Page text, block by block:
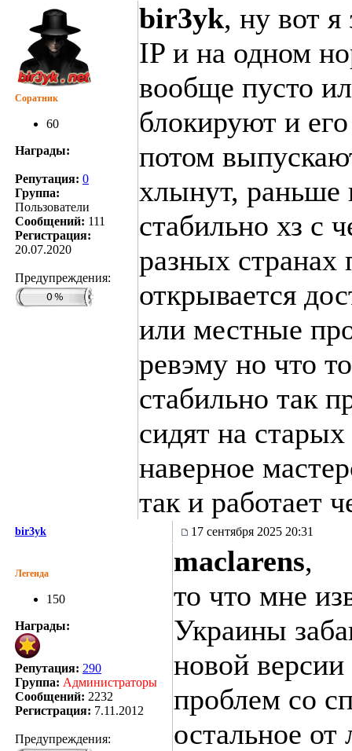
Соратник
60
Награды:
Репутация: 0
Группа:
Пользователи
Сообщений: 111
Регистрация:
20.07.2020
Предупреждения:
bir3yk, ну вот
IP и на одном
вообще пусто
блокируют и
потом
хлынут, раньше
стабильно хз с
разных странах
открывается
или местные
ревэму но что
стабильно так
сидят на
наверное
так и работает
bir3yk 17 сентября 2025 20:31
Легенда
150
Награды:
Репутация: 290
Группа: Администраторы
Сообщений: 2232
Регистрация: 7.11.2012
Предупреждения:
maclarens,
то что мне
Украины
новой
проблем со
остальное от